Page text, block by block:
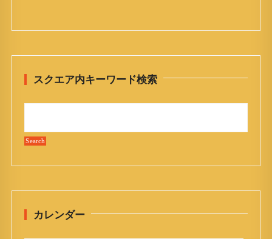
スクエア内キーワード検索
カレンダー